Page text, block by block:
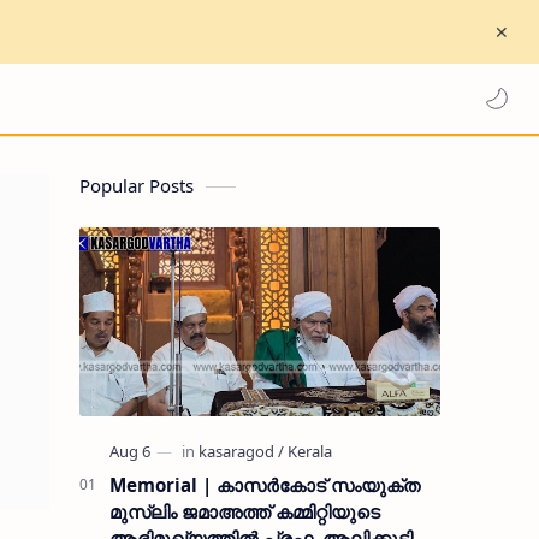
Popular Posts
Memorial | കാസർകോട് സംയുക്ത
മുസ്ലിം ജമാഅത്ത് കമ്മിറ്റിയുടെ